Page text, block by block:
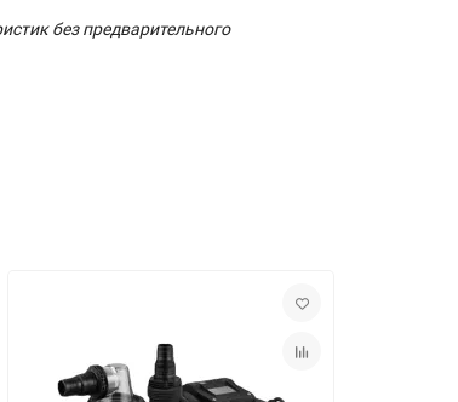
без предварительного